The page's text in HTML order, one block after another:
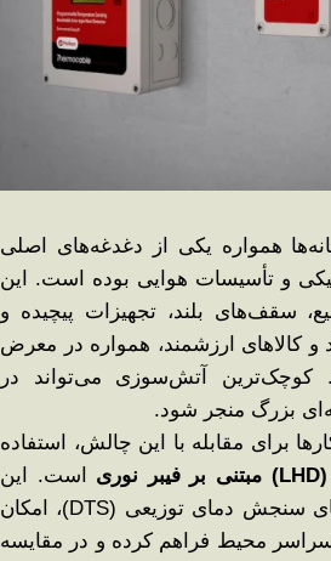
همواره یکی از دغدغه‌های اصلی
و تأسیسات هوایی بوده است. این
سقف‌های بلند، تجهیزات پیچیده و
و کالاهای ارزشمند، همواره در معرض
کوچک‌ترین آتش‌سوزی می‌تواند در
بزرگ منجر شود.
برای مقابله با این چالش، استفاده
(LHD) مبتنی بر فیبر نوری است. این
فناوری به کمک سیستم‌های سنجش دمای توزیعی (DTS)، امکان
محیط فراهم کرده و در مقایسه